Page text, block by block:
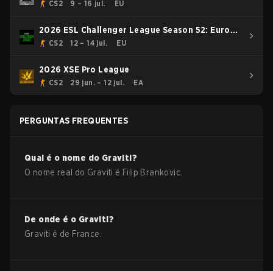
CS2 9 – 16 jul. EU
2026 ESL Challenger League Season 52: Europe
- Cup #1
CS2 12 – 14 jul. EU
2026 XSE Pro League
CS2 29 jun. – 12 jul. EA
PERGUNTAS FREQUENTES
Qual é o nome do Graviti?
O nome real do Graviti é Filip Brankovic
De onde é o Graviti?
Graviti é de France